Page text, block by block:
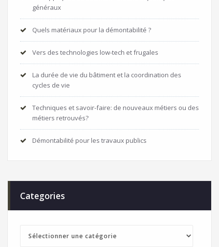
généraux
Quels matériaux pour la démontabilité ?
Vers des technologies low-tech et frugales
La durée de vie du bâtiment et la coordination des
cycles de vie
Techniques et savoir-faire: de nouveaux métiers ou des
métiers retrouvés?
Démontabilité pour les travaux publics
Categories